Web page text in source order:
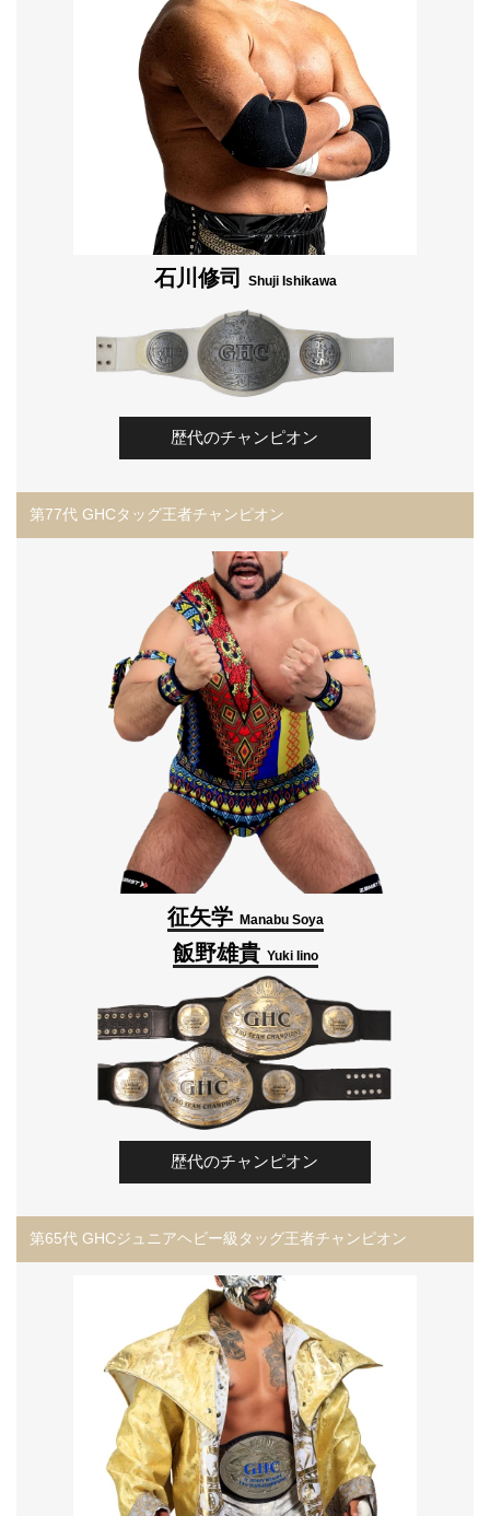
石川修司 Shuji Ishikawa
歴代のチャンピオン
第77代 GHCタッグ王者チャンピオン
征矢学 Manabu Soya
飯野雄貴 Yuki Iino
歴代のチャンピオン
第65代 GHCジュニアヘビー級タッグ王者チャンピオン